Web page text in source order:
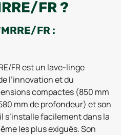
FR ?
FR :
FR est un lave-linge
l’innovation et du
compactes (850 mm
mm de profondeur) et son
s’installe facilement dans la
les plus exiguës. Son